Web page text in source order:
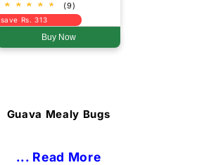
(9)
save Rs. 313
Buy Now
Guava Mealy Bugs
... Read More